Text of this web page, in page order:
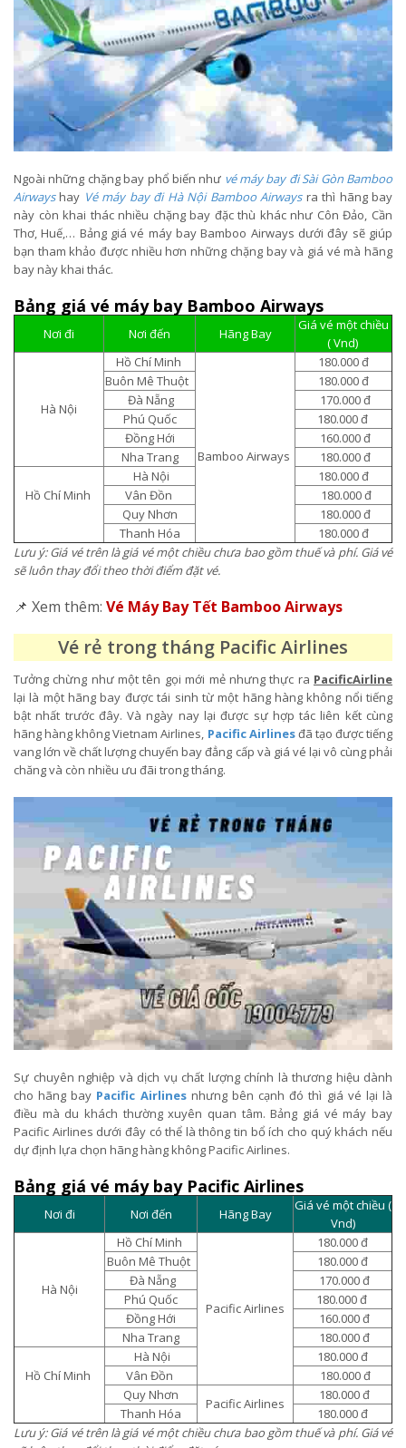
Ngoài những chặng bay phổ biến như vé máy bay đi Sài Gòn Bamboo
Airwayshay Vé máy bay đi Hà Nội Bamboo Airwaysra thì hãng bay
này còn khai thác nhiều chặng bay đặc thù khác như Côn Đảo, Cần
Thơ, Huế,… Bảng giá vé máy bay Bamboo Airways dưới đây sẽ giúp
bạn tham khảo được nhiều hơn những chặng bay và giá vé mà hãng
bay này khai thác.
Bảng giá vé máy bay Bamboo Airways
Nơi đi Nơi đến Hãng Bay
Giá vé một chiều
( Vnd)
Hà Nội
Hồ Chí Minh
Bamboo Airways
180.000 đ
Buôn Mê Thuột
180.000 đ
Đà Nẵng
170.000 đ
Phú Quốc
180.000 đ
Đồng Hới
160.000 đ
Nha Trang
180.000 đ
Hồ Chí Minh
Hà Nội
180.000 đ
Vân Đồn
180.000 đ
Quy Nhơn
180.000 đ
Thanh Hóa
180.000 đ
Lưu ý: Giá vé trên là giá vé một chiều chưa bao gồm thuế và phí. Giá vé
sẽ luôn thay đổi theo thời điểm đặt vé.
📌 Xem thêm: Vé Máy Bay Tết Bamboo Airways
Vé rẻ trong tháng Pacific Airlines
Tưởng chừng như một tên gọi mới mẻ nhưng thực ra PacificAirline
lại là một hãng bay được tái sinh từ một hãng hàng không nổi tiếng
bật nhất trước đây. Và ngày nay lại được sự hợp tác liên kết cùng
hãng hàng không Vietnam Airlines, Pacific Airlinesđã tạo được tiếng
vang lớn về chất lượng chuyến bay đẳng cấp và giá vé lại vô cùng phải
chăng và còn nhiều ưu đãi trong tháng.
Sự chuyên nghiệp và dịch vụ chất lượng chính là thương hiệu dành
cho hãng bay Pacific Airlinesnhưng bên cạnh đó thì giá vé lại là
điều mà du khách thường xuyên quan tâm. Bảng giá vé máy bay
Pacific Airlines dưới đây có thể là thông tin bổ ích cho quý khách nếu
dự định lựa chọn hãng hàng không Pacific Airlines.
Bảng giá vé máy bay Pacific Airlines
Nơi đi Nơi đến Hãng Bay
Giá vé một chiều (
Vnd)
Hà Nội
Hồ Chí Minh
Pacific Airlines
180.000 đ
Buôn Mê Thuột
180.000 đ
Đà Nẵng
170.000 đ
Phú Quốc
180.000 đ
Đồng Hới
160.000 đ
Nha Trang
180.000 đ
Hồ Chí Minh
Hà Nội
180.000 đ
Vân Đồn
180.000 đ
Quy Nhơn
Pacific Airlines
180.000 đ
Thanh Hóa
180.000 đ
Lưu ý: Giá vé trên là giá vé một chiều chưa bao gồm thuế và phí. Giá vé